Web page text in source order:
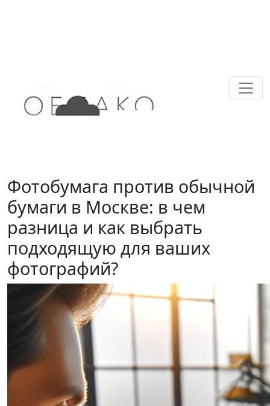
Фотобумага против обычной
бумаги в Москве: в чем
разница и как выбрать
подходящую для ваших
фотографий?